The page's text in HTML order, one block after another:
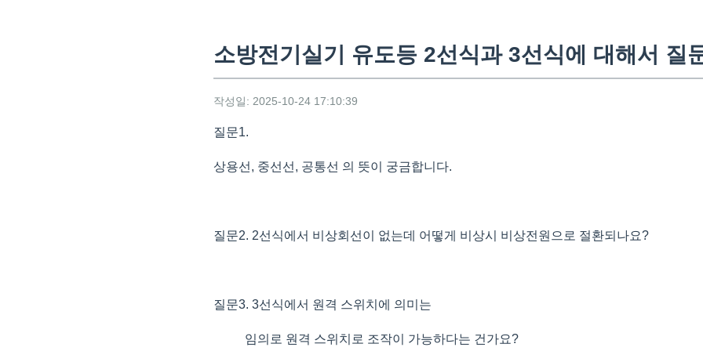
소방전기실기 유도등 2선식과 3선식에 대해서 질
작성일: 2025-10-24 17:10:39
질문1.
상용선, 중선선, 공통선 의 뜻이 궁금합니다.
질문2. 2선식에서 비상회선이 없는데 어떻게 비상시 비상전원으로 절환되나요?
질문3. 3선식에서 원격 스위치에 의미는
임의로 원격 스위치로 조작이 가능하다는 건가요?